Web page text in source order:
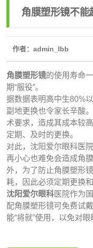
角膜塑形镜不能
作者：admin_lbb
角膜塑形镜的使用寿命
期“服役”。
据数据表明高中生80%
副地更换也令家长辛酸
术要求，造成其成本较
定期、及时的更换。
对此，沈阳爱尔眼科医
再小心也难免会造成角
外，为了防止角膜塑形
耗，因此必须定期更换和
沈阳爱尔眼科医院作为
配角膜塑形镜可免费试
能“将就”使用，以免对